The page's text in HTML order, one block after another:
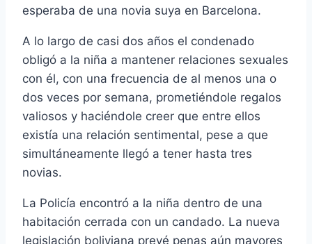
esperaba de una novia suya en Barcelona.
A lo largo de casi dos años el condenado
obligó a la niña a mantener relaciones sexuales
con él, con una frecuencia de al menos una o
dos veces por semana, prometiéndole regalos
valiosos y haciéndole creer que entre ellos
existí­a una relación sentimental, pese a que
simultáneamente llegó a tener hasta tres
novias.
La Policí­a encontró a la niña dentro de una
habitación cerrada con un candado. La nueva
legislación boliviana prevé penas aún mayores